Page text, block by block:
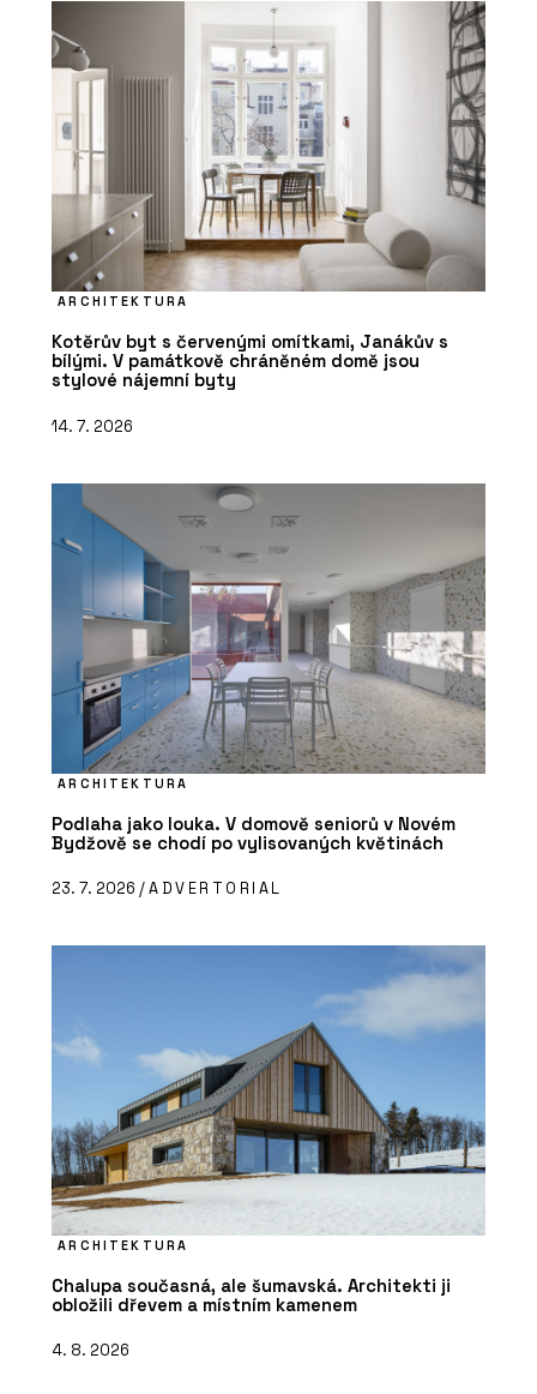
ARCHITEKTURA
Kotěrův byt s červenými omítkami, Janákův s
bílými. V památkově chráněném domě jsou
stylové nájemní byty
14. 7. 2026
ARCHITEKTURA
Podlaha jako louka. V domově seniorů v Novém
Bydžově se chodí po vylisovaných květinách
23. 7. 2026 /ADVERTORIAL
ARCHITEKTURA
Chalupa současná, ale šumavská. Architekti ji
obložili dřevem a místním kamenem
4. 8. 2026